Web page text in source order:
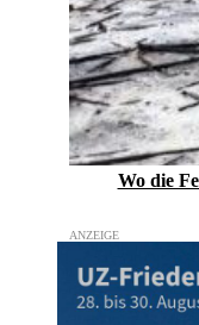
Wo die